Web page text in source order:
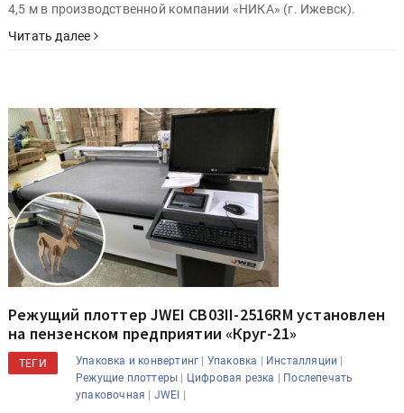
4,5 м в производственной компании «НИКА» (г. Ижевск).
Читать далее
Режущий плоттер JWEI CB03II-2516RM установлен
на пензенском предприятии «Круг-21»
ТЕГИ Упаковка и конвертинг | Упаковка | Инсталляции |
Режущие плоттеры | Цифровая резка | Послепечать
упаковочная | JWEI |